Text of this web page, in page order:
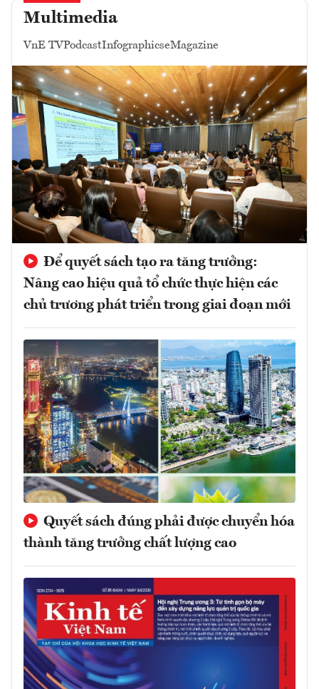
Multimedia
VnE TVPodcastInfographicseMagazine
Để quyết sách tạo ra tăng trưởng:
Nâng cao hiệu quả tổ chức thực hiện các
chủ trương phát triển trong giai đoạn mới
Quyết sách đúng phải được chuyển hóa
thành tăng trưởng chất lượng cao